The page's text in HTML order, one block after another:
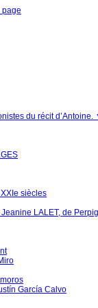
page
du récit d’Antoine.
siècles
LALET, de
García Calvo